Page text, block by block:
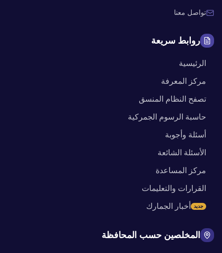
تواصل معنا
روابط سريعة
الرئيسية
مركز المعرفة
تصفح النظام المنسق
حاسبة الرسوم الجمركية
أسئلة وأجوبة
الأسئلة الشائعة
مركز المساعدة
القرارات والتعليمات
أخبار الجمارك جديد
المخلصين حسب المحافظة